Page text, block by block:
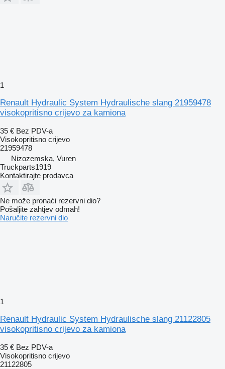
1
Renault Hydraulic System Hydraulische slang 21959478
visokopritisno crijevo za kamiona
35 € Bez PDV-a
Visokopritisno crijevo
21959478
Nizozemska, Vuren
Truckparts1919
Kontaktirajte prodavca
Ne može pronaći rezervni dio?
Pošaljite zahtjev odmah!
Naručite rezervni dio
1
Renault Hydraulic System Hydraulische slang 21122805
visokopritisno crijevo za kamiona
35 € Bez PDV-a
Visokopritisno crijevo
21122805